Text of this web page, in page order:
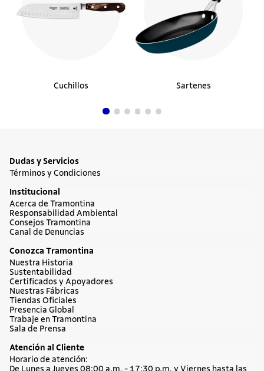
Cuchillos Sartenes
Dudas y Servicios
Términos y Condiciones
Institucional
Acerca de Tramontina
Responsabilidad Ambiental
Consejos Tramontina
Canal de Denuncias
Conozca Tramontina
Nuestra Historia
Sustentabilidad
Certificados y Apoyadores
Nuestras Fábricas
Tiendas Oficiales
Presencia Global
Trabaje en Tramontina
Sala de Prensa
Atención al Cliente
Horario de atención: